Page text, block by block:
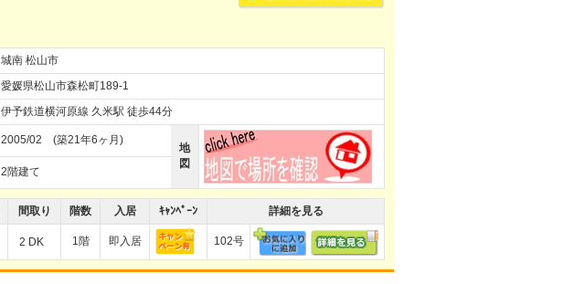
城南 松山市
愛媛県松山市森松町189-1
伊予鉄道横河原線 久米駅 徒歩44分
2005/02 (築21年6ヶ月)
地
図
2階建て
間取り 階数 入居 ｷｬﾝﾍﾟｰﾝ 詳細を見る
2 DK 1階 即入居 102号